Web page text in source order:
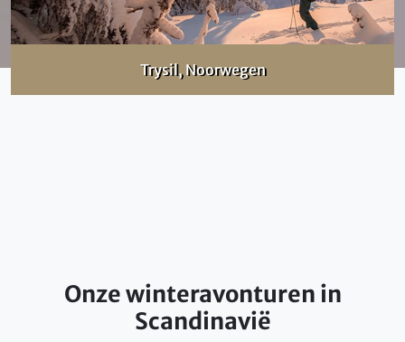
Trysil, Noorwegen
Onze winteravonturen in
Scandinavië